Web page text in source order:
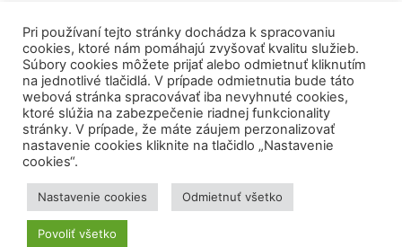
Mediálni partneri
Pri používaní tejto stránky dochádza k spracovaniu
cookies, ktoré nám pomáhajú zvyšovať kvalitu služieb.
Súbory cookies môžete prijať alebo odmietnuť kliknutím
na jednotlivé tlačidlá. V prípade odmietnutia bude táto
webová stránka spracovávať iba nevyhnuté cookies,
ktoré slúžia na zabezpečenie riadnej funkcionality
stránky. V prípade, že máte záujem perzonalizovať
nastavenie cookies kliknite na tlačidlo „Nastavenie
cookies“.
Nastavenie cookies Odmietnuť všetko
Povoliť všetko